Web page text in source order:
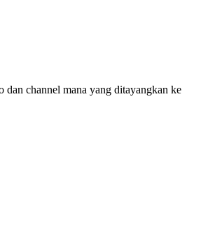
dan channel mana yang ditayangkan ke